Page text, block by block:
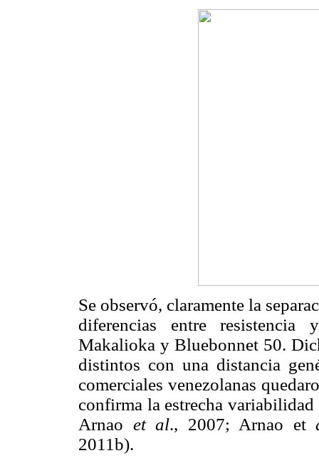
Se observó, claramente la
diferencias entre resistencia
Makalioka y Bluebonnet 50.
distintos con una distancia
comerciales venezolanas
confirma la estrecha
Arnao et al., 2007; Arnao et
2011b).